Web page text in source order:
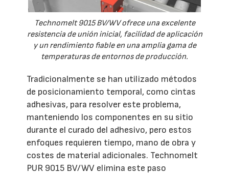
Technomelt 9015 BV/WV ofrece una excelente
resistencia de unión inicial, facilidad de aplicación
y un rendimiento fiable en una amplia gama de
temperaturas de entornos de producción.
Tradicionalmente se han utilizado métodos
de posicionamiento temporal, como cintas
adhesivas, para resolver este problema,
manteniendo los componentes en su sitio
durante el curado del adhesivo, pero estos
enfoques requieren tiempo, mano de obra y
costes de material adicionales. Technomelt
PUR 9015 BV/WV elimina este paso